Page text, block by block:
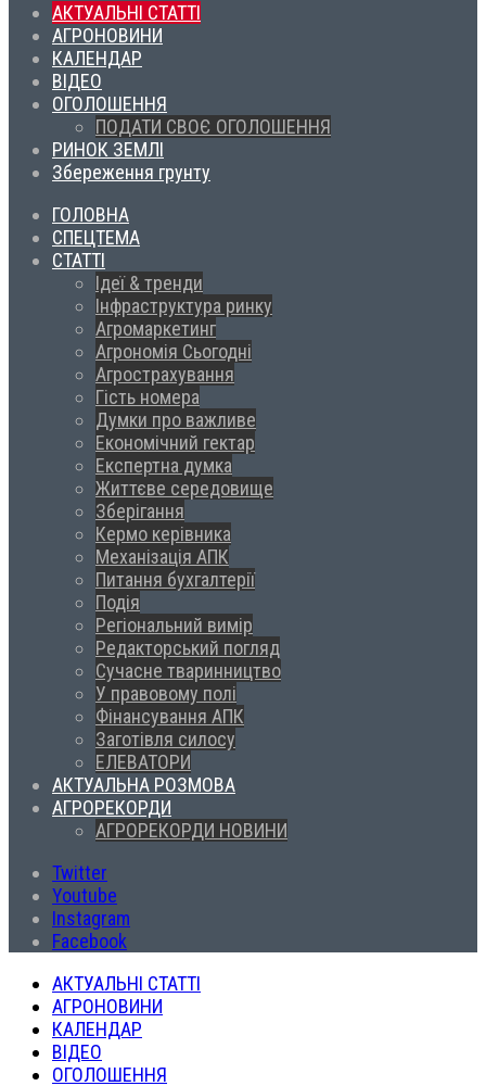
АКТУАЛЬНІ СТАТТІ
АГРОНОВИНИ
КАЛЕНДАР
ВІДЕО
ОГОЛОШЕННЯ
ПОДАТИ СВОЄ ОГОЛОШЕННЯ
РИНОК ЗЕМЛІ
Збереження грунту
ГОЛОВНА
СПЕЦТЕМА
СТАТТІ
Ідеї & тренди
Інфраструктура ринку
Агромаркетинг
Агрономія Сьогодні
Агрострахування
Гість номера
Думки про важливе
Економічний гектар
Експертна думка
Життєве середовище
Зберігання
Кермо керівника
Механізація АПК
Питання бухгалтерії
Подія
Регіональний вимір
Редакторський погляд
Сучасне тваринництво
У правовому полі
Фінансування АПК
Заготівля силосу
ЕЛЕВАТОРИ
АКТУАЛЬНА РОЗМОВА
АГРОРЕКОРДИ
АГРОРЕКОРДИ НОВИНИ
Twitter
Youtube
Instagram
Facebook
АКТУАЛЬНІ СТАТТІ
АГРОНОВИНИ
КАЛЕНДАР
ВІДЕО
ОГОЛОШЕННЯ